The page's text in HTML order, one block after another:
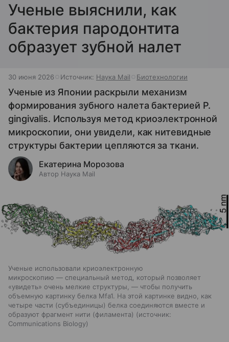
Ученые выяснили, как
бактерия пародонтита
образует зубной налет
30 июня 2026 Источник: Наука Mail Биотехнологии
Ученые из Японии раскрыли механизм
формирования зубного налета бактерией P.
gingivalis. Используя метод криоэлектронной
микроскопии, они увидели, как нитевидные
структуры бактерии цепляются за ткани.
Екатерина Морозова
Автор Наука Mail
Ученые использовали криоэлектронную
микроскопию — специальный метод, который позволяет
«увидеть» очень мелкие структуры, — чтобы получить
объемную картинку белка Mfa1. На этой картинке видно, как
четыре части (субъединицы) белка соединяются вместе и
образуют фрагмент нити (филамента)
источник:
Communications Biology